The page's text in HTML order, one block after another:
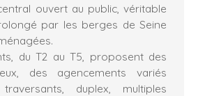
ouvert au public, véritable
par les berges de Seine
du T2 au T5, proposent des
des agencements variés
duplex, multiples